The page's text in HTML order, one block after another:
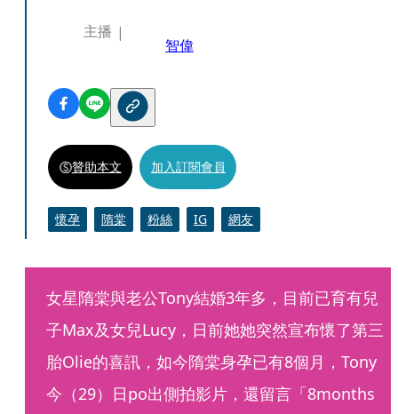
主播
智偉
贊助本文 加入訂閱會員
懷孕 隋棠 粉絲 IG 網友
女星隋棠與老公Tony結婚3年多，目前已育有兒
子Max及女兒Lucy，日前她她突然宣布懷了第三
胎Olie的喜訊，如今隋棠身孕已有8個月，Tony
今（29）日po出側拍影片，還留言「8months